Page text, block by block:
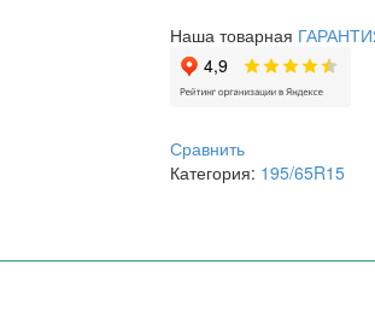
Наша товарная
Сравнить
Категория: 195/65R15